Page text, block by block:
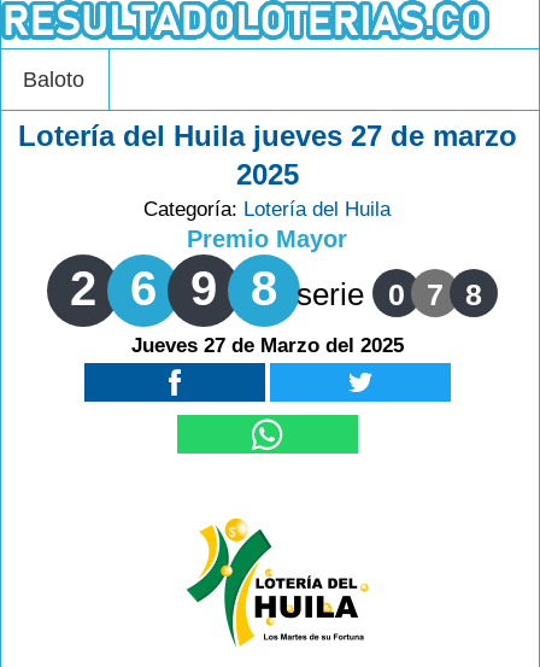
Baloto
Lotería del Huila jueves 27 de marzo
2025
Categoría: Lotería del Huila
Premio Mayor
2 6 9 8 serie 0 7 8
Jueves 27 de Marzo del 2025